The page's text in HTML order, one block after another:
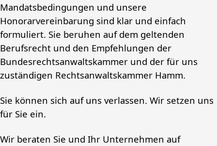
Mandatsbedingungen und unsere
Honorarvereinbarung sind klar und einfach
formuliert. Sie beruhen auf dem geltenden
Berufsrecht und den Empfehlungen der
Bundesrechtsanwaltskammer und der für uns
zuständigen Rechtsanwaltskammer Hamm.
Sie können sich auf uns verlassen. Wir setzen uns
für Sie ein.
Wir beraten Sie und Ihr Unternehmen auf